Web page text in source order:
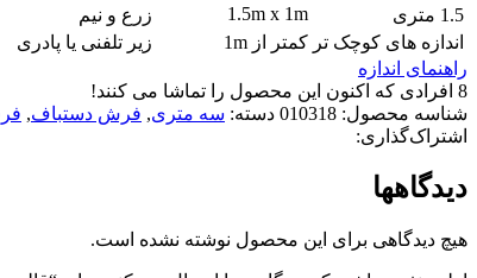
1.5 متری
1.5m x 1m
زرع و نیم
اندازه های کوچک تر کمتر از 1m
زیر تلفنی یا پادری
راهنمای اندازه
8 افرادی که اکنون این محصول را تماشا می کنند!
شناسه محصول: 010318 دسته: سه متری, فرش دستباف,
اشتراک‌گذاری:
دیدگاهها
هیچ دیدگاهی برای این محصول نوشته نشده است.